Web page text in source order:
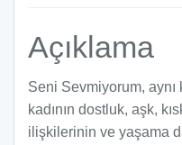
Açıklama
Seni Sevmiyorum, aynı
kadının dostluk, aşk,
ilişkilerinin ve yaşama